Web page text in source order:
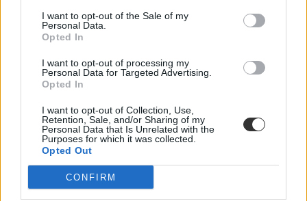
I want to opt-out of the Sale of my
Personal Data.
Opted In
I want to opt-out of processing my
Personal Data for Targeted Advertising.
Opted In
I want to opt-out of Collection, Use,
Retention, Sale, and/or Sharing of my
Personal Data that Is Unrelated with the
Purposes for which it was collected.
Opted Out
CONFIRM
"Egy telefonerdővel néznek szembe az anyák napi